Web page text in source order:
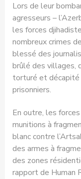
Lors de leur
agresseurs –
les forces
nombreux crimes
blessé des
brûlé des villages,
torturé et
prisonniers.
En outre, les
munitions à
blanc contre
des armes à
des zones
rapport de Human